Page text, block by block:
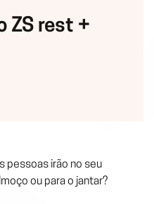
ZS rest +
pessoas irão no seu
ou para o jantar?